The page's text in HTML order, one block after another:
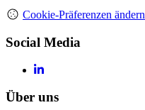
Cookie-Präferenzen ändern
Social Media
Über uns